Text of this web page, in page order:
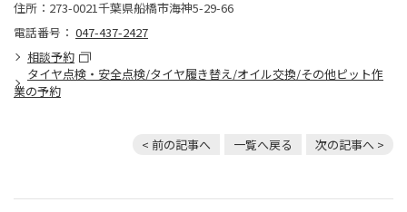
住所：273-0021千葉県船橋市海神5-29-66
電話番号： 047-437-2427
相談予約
タイヤ点検・安全点検/タイヤ履き替え/オイル交換/その他ピット作
業の予約
< 前の記事へ 一覧へ戻る 次の記事へ >